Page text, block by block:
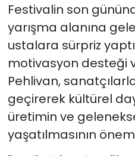
Festivalin son
yarışma alanına
ustalara sürpriz
motivasyon desteği
Pehlivan,
geçirerek kültürel
üretimin ve
yaşatılmasının